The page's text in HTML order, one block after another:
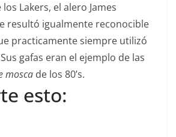
Lakers, el alero James
resultó igualmente reconocible
practicamente siempre utilizó
gafas eran el ejemplo de las
mosca de los 80’s.
esto: